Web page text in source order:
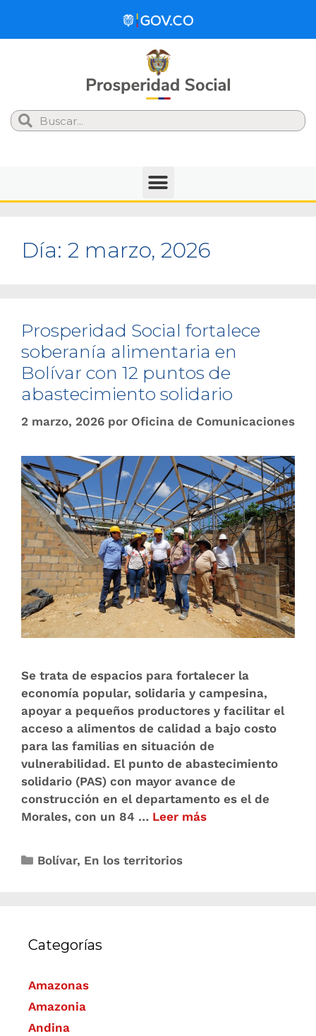
Search
Día: 2 marzo, 2026
Prosperidad Social fortalece
soberanía alimentaria en
Bolívar con 12 puntos de
abastecimiento solidario
2 marzo, 2026 por Oficina de Comunicaciones
Se trata de espacios para fortalecer la
economía popular, solidaria y campesina,
apoyar a pequeños productores y facilitar el
acceso a alimentos de calidad a bajo costo
para las familias en situación de
vulnerabilidad. El punto de abastecimiento
solidario (PAS) con mayor avance de
construcción en el departamento es el de
Morales, con un 84 … Leer más
Bolívar, En los territorios
Categorías
Amazonas
Amazonia
Andina